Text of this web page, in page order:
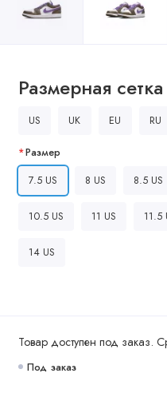
Товар доступен под заказ.
Под заказ
Размерная сетка
US UK EU RU
Размер
7.5 US
8 US 8.5 US
10.5 US 11 US 11.5
14 US